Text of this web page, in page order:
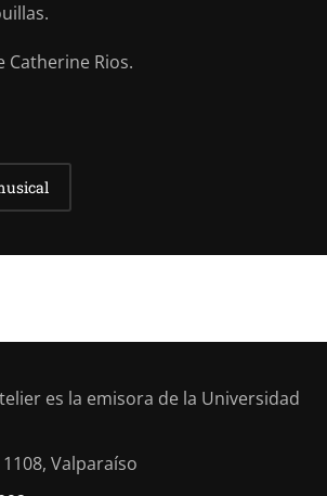
Catherine Rios.
es la emisora de la Universidad
Valparaíso